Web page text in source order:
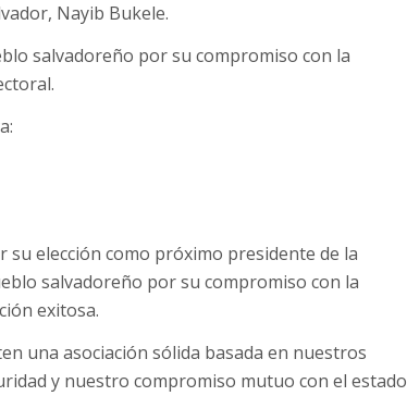
Nayib Bukele.
salvadoreño por su compromiso con la
elección como próximo presidente de la
salvadoreño por su compromiso con la
exitosa.
una asociación sólida basada en nuestros
y nuestro compromiso mutuo con el estado